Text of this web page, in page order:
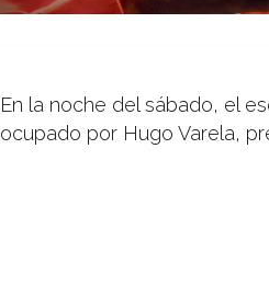
En la noche del sábado, el
ocupado por Hugo Varela,